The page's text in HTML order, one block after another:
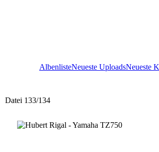
AlbenlisteNeueste UploadsNeueste
Datei 133/134